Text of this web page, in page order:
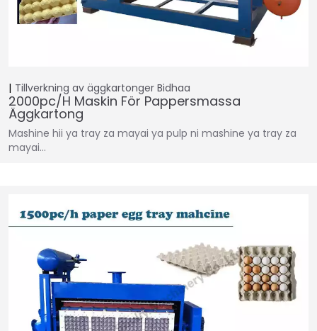
Tillverkning av äggkartonger Bidhaa
2000pc/h Maskin För Pappersmassa
Äggkartong
Mashine hii ya tray za mayai ya pulp ni mashine ya tray za
mayai…